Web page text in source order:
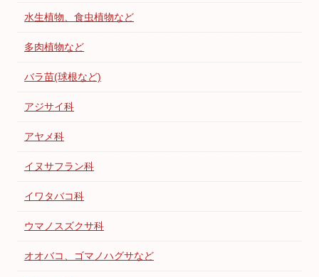
水生植物、食虫植物など
多肉植物など
バラ苗(球根など)
アジサイ科
アヤメ科
イヌサフラン科
イワタバコ科
ウマノスズクサ科
オオバコ、ゴマノハグサなど